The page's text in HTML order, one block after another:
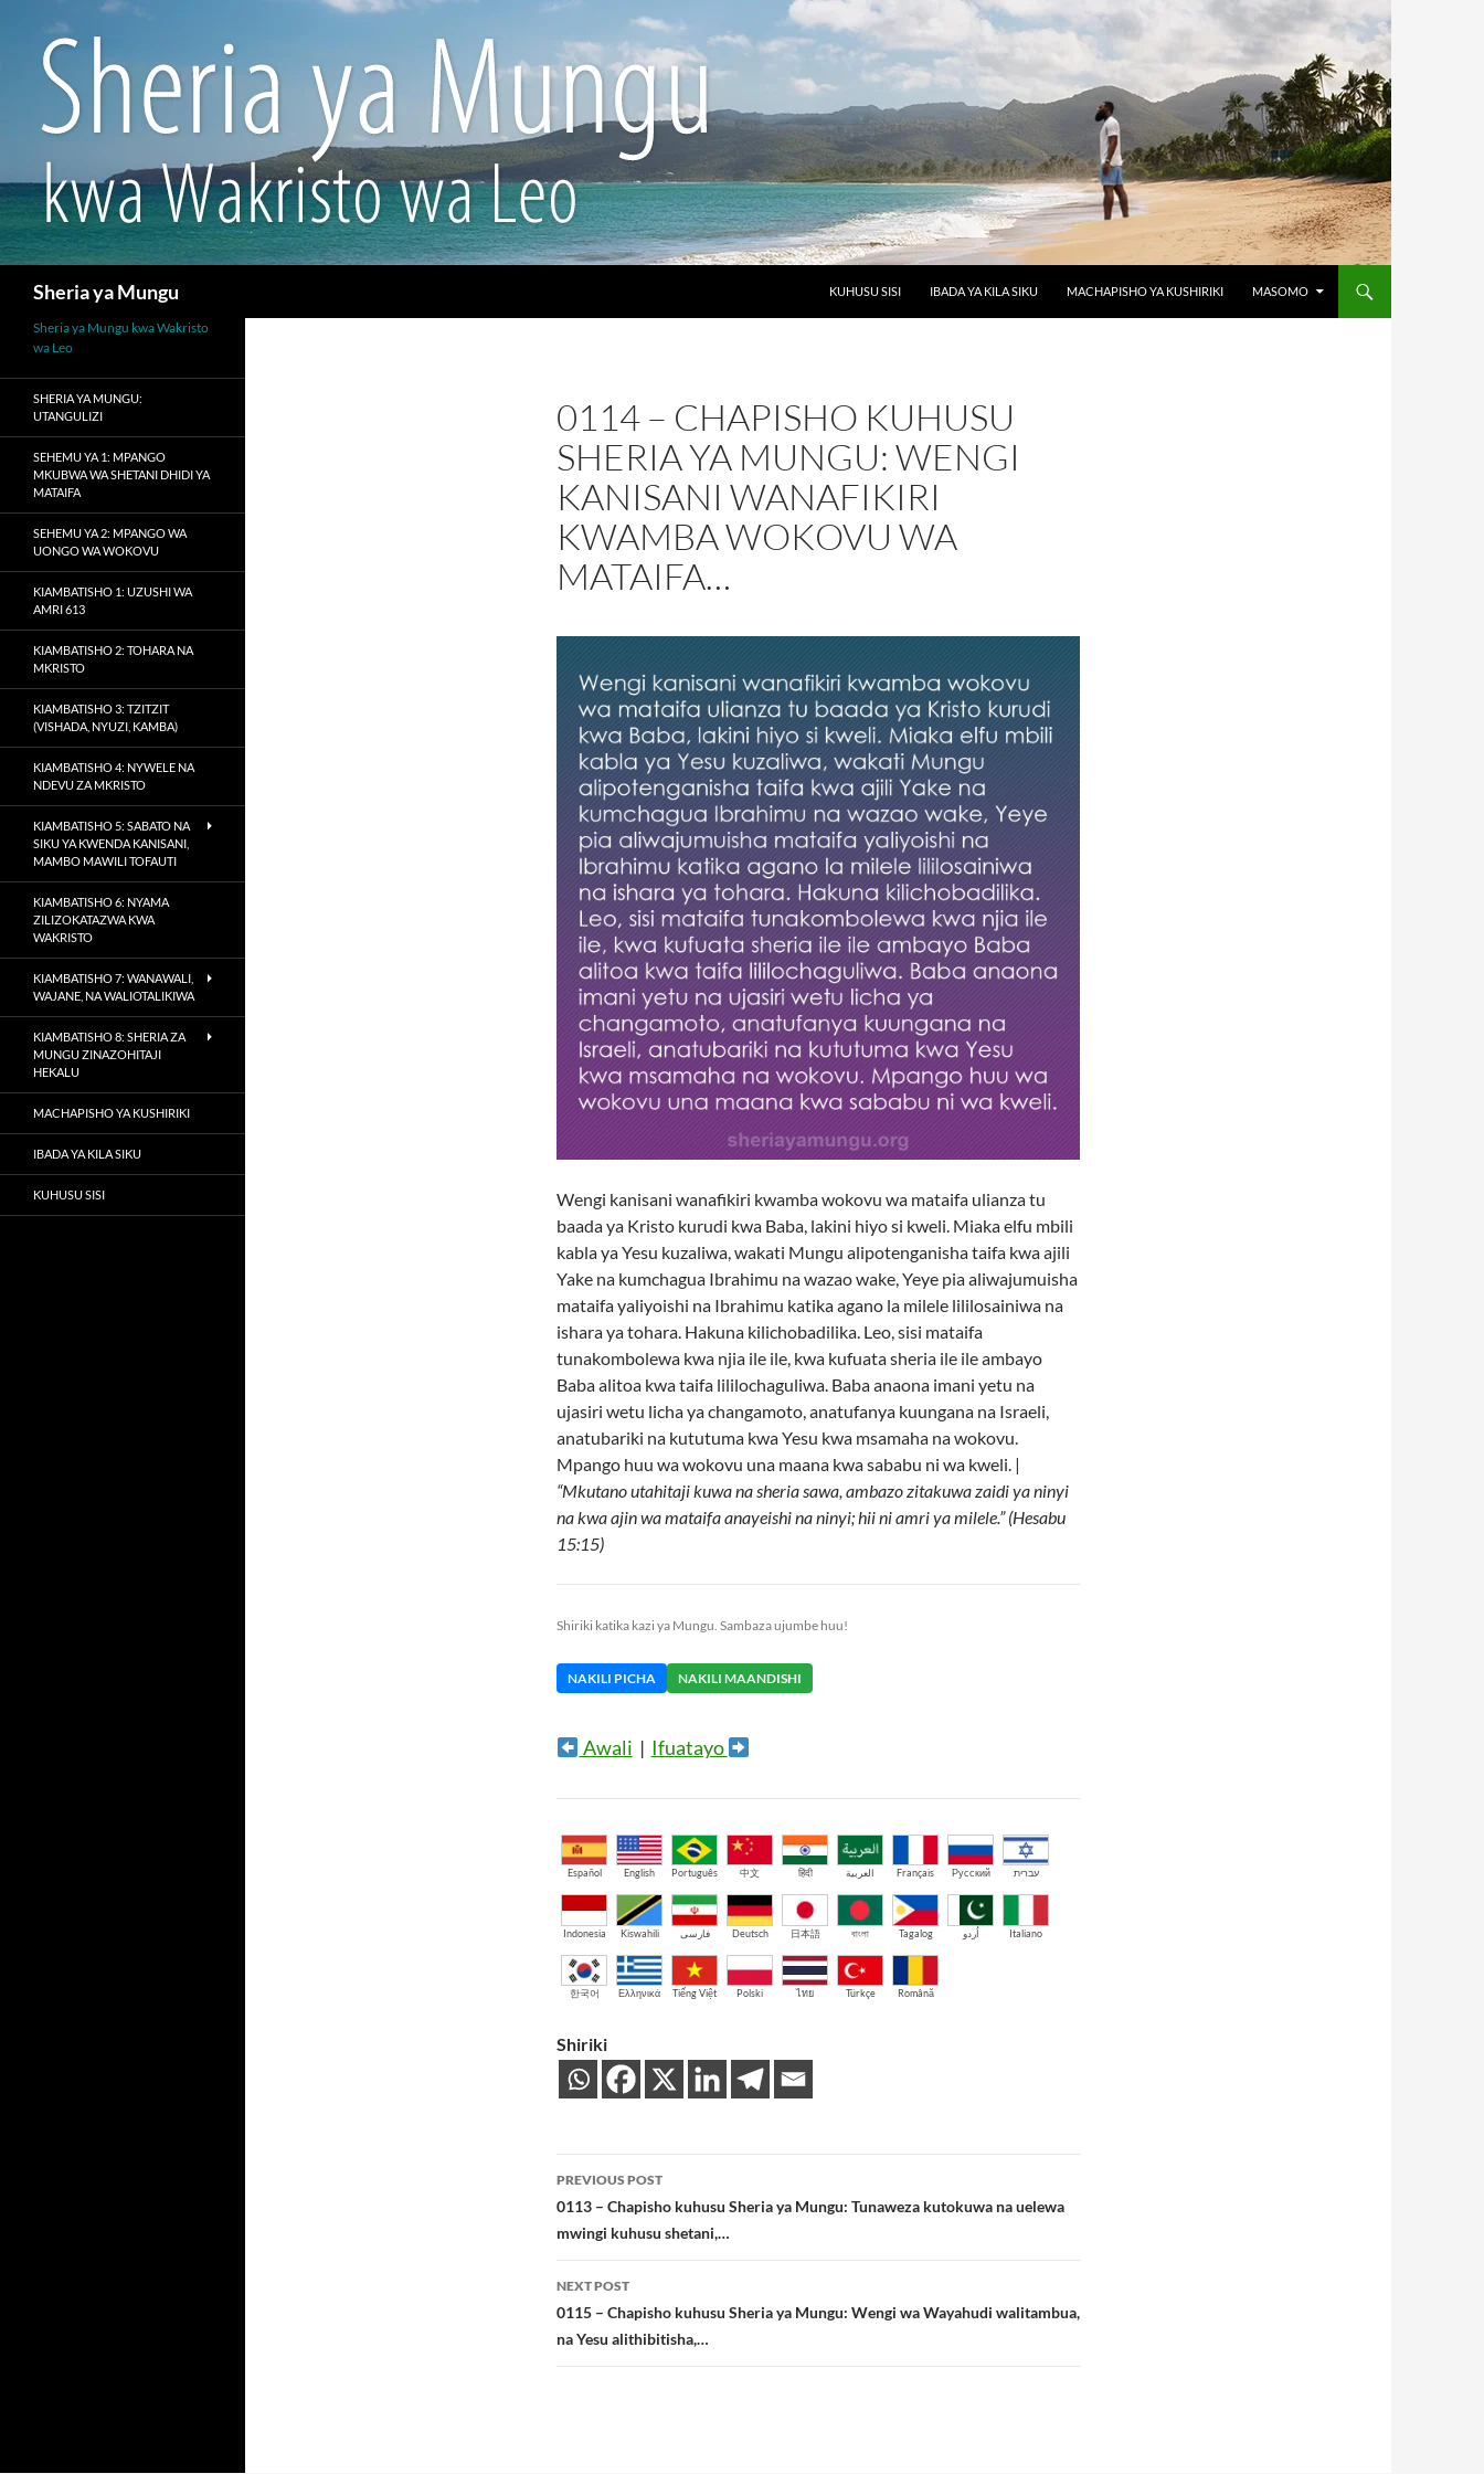
Sheria ya Mungu
KUHUSU SISI
IBADA YA KILA SIKU MACHAPISHO YA KUSHIRIKI MASOMO
0114 – CHAPISHO KUHUSU
SHERIA YA MUNGU: WENGI
KANISANI WANAFIKIRI
KWAMBA WOKOVU WA
MATAIFA…
Wengi kanisani wanafikiri kwamba wokovu wa mataifa ulianza tu
baada ya Kristo kurudi kwa Baba, lakini hiyo si kweli. Miaka elfu mbili
kabla ya Yesu kuzaliwa, wakati Mungu alipotenganisha taifa kwa ajili
Yake na kumchagua Ibrahimu na wazao wake, Yeye pia aliwajumuisha
mataifa yaliyoishi na Ibrahimu katika agano la milele lililosainiwa na
ishara ya tohara. Hakuna kilichobadilika. Leo, sisi mataifa
tunakombolewa kwa njia ile ile, kwa kufuata sheria ile ile ambayo
Baba alitoa kwa taifa lililochaguliwa. Baba anaona imani yetu na
ujasiri wetu licha ya changamoto, anatufanya kuungana na Israeli,
anatubariki na kututuma kwa Yesu kwa msamaha na wokovu.
Mpango huu wa wokovu una maana kwa sababu ni wa kweli. |
“Mkutano utahitaji kuwa na sheria sawa, ambazo zitakuwa zaidi ya ninyi
na kwa ajin wa mataifa anayeishi na ninyi; hii ni amri ya milele.” (Hesabu
15:15)
Shiriki katika kazi ya Mungu. Sambaza ujumbe huu!
NAKILI PICHA NAKILI MAANDISHI
Awali | Ifuatayo
Español English Português 中文 हिंदी العربية Français Русский עברית
Indonesia Kiswahili فارسی Deutsch 日本語 বাংলা Tagalog اُردو Italiano
한국어 Ελληνικά Tiếng Việt Polski ไทย Türkçe Română
Shiriki
Post
navigation
PREVIOUS POST
0113 – Chapisho kuhusu Sheria ya Mungu: Tunaweza kutokuwa na uelewa
mwingi kuhusu shetani,…
NEXT POST
0115 – Chapisho kuhusu Sheria ya Mungu: Wengi wa Wayahudi walitambua,
na Yesu alithibitisha,…
Sheria ya Mungu kwa Wakristo
wa Leo
SHERIA YA MUNGU:
UTANGULIZI
SEHEMU YA 1: MPANGO
MKUBWA WA SHETANI DHIDI YA
MATAIFA
SEHEMU YA 2: MPANGO WA
UONGO WA WOKOVU
KIAMBATISHO 1: UZUSHI WA
AMRI 613
KIAMBATISHO 2: TOHARA NA
MKRISTO
KIAMBATISHO 3: TZITZIT
(VISHADA, NYUZI, KAMBA)
KIAMBATISHO 4: NYWELE NA
NDEVU ZA MKRISTO
KIAMBATISHO 5: SABATO NA
SIKU YA KWENDA KANISANI,
MAMBO MAWILI TOFAUTI
KIAMBATISHO 6: NYAMA
ZILIZOKATAZWA KWA
WAKRISTO
KIAMBATISHO 7: WANAWALI,
WAJANE, NA WALIOTALIKIWA
KIAMBATISHO 8: SHERIA ZA
MUNGU ZINAZOHITAJI
HEKALU
MACHAPISHO YA KUSHIRIKI
IBADA YA KILA SIKU
KUHUSU SISI